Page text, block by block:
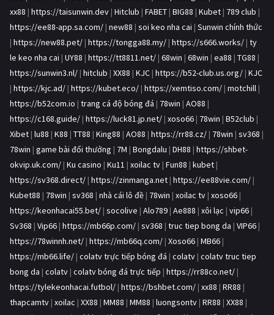
xx88 | https://taisunwin.dev | Hitclub | FABET | BIG88 | Kubet | 789 club |
https://ee88-app.sa.com/ | new88 | soi keo nha cai | Sunwin chính thức
| https://new88.pet/ | https://tongga88.my/ | https://s666.works/ | ty
le keo nha cai | UY88 | https://tt8811.net/ | 68win | 68win | ea88 | TG88 |
https://sunwin3.nl/ | hitclub | XX88 | KJC | https://b52-club.us.org/ | KJC
| https://kjc.ad/ | https://kubet.eco/ | https://xemtiso.com/ | motchill |
https://b52com.io | trang cá độ bóng đá | 78win | AO88 |
https://c168.guide/ | https://luck81.jp.net/ | xoso66 | 78win | B52club |
Xibet | lu88 | K88 | TT88 | King88 | AO88 | https://rr88.cz/ | 78win | sv368 |
78win | game bài đổi thưởng | 7M | Bongdalu | DH88 | https://shbet-
okvip.uk.com/ | Ku casino | Ku11 | xoilac tv | Fun88 | kubet |
https://sv368.direct/ | https://zinmanga.net | https://ee88vie.com/ |
Kubet88 | 78win | sv368 | nhà cái lô đề | 78win | xoilac tv | xoso66 |
https://keonhacai55.bet/ | socolive | Alo789 | Ae888 | xôi lạc | vip66 |
Sv368 | Vip66 | https://mb66p.com/ | sv368 | truc tiep bong da | VIP66 |
https://78winnh.net/ | https://mb66q.com/ | Xoso66 | MB66 |
https://mb66.life/ | colatv trực tiếp bóng đá | colatv | colatv truc tiep
bong da | colatv | colatv bóng đá trực tiếp | https://rr88co.net/ |
https://tylekeonhacai.futbol/ | https://bshbet.com/ | xx88 | RR88 |
thapcamtv | xoilac | XX88 | MM88 | MM88 | luongsontv | RR88 | XX88 |